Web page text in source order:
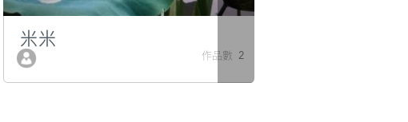
米米
作品數 2